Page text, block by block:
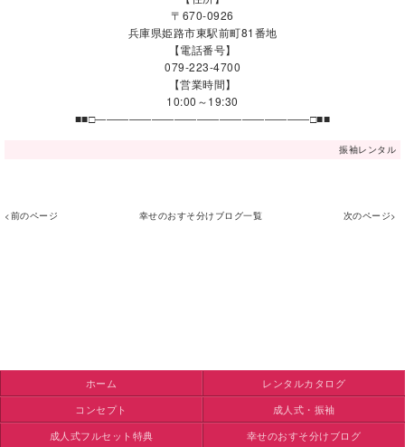
〒670-0926
兵庫県姫路市東駅前町81番地
【電話番号】
079-223-4700
【営業時間】
10:00～19:30
■■□―――――――――――――――――――□■■
振袖レンタル
<前のページ 幸せのおすそ分けブログ一覧 次のページ>
ホーム
レンタルカタログ
コンセプト
成人式・振袖
成人式フルセット特典
幸せのおすそ分けブログ